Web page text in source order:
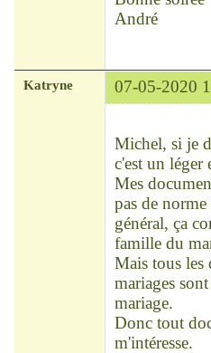
André
Katryne 07-05-2020
Michel, si je
c'est un léger
Mes
pas de
général, ça
famille du
Mais tous les
mariages
mariage.
Donc tout
m'intéresse.